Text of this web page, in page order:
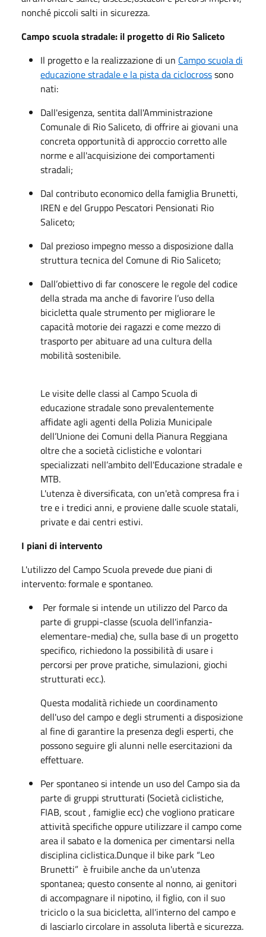
nonché piccoli salti in sicurezza.
Campo scuola stradale: il progetto di Rio Saliceto
Il progetto e la realizzazione di un Campo scuola di
educazione stradale e la pista da ciclocrosssono
nati:
Dall'esigenza, sentita dall'Amministrazione
Comunale di Rio Saliceto, di offrire ai giovani una
concreta opportunità di approccio corretto alle
norme e all'acquisizione dei comportamenti
stradali;
Dal contributo economico della famiglia Brunetti,
IREN e del Gruppo Pescatori Pensionati Rio
Saliceto;
Dal prezioso impegno messo a disposizione dalla
struttura tecnica del Comune di Rio Saliceto;
Dall’obiettivo di far conoscere le regole del codice
della strada ma anche di favorire l’uso della
bicicletta quale strumento per migliorare le
capacità motorie dei ragazzi e come mezzo di
trasporto per abituare ad una cultura della
mobilità sostenibile.
Le visite delle classi al Campo Scuola di
educazione stradale sono prevalentemente
affidate agli agenti della Polizia Municipale
dell’Unione dei Comuni della Pianura Reggiana
oltre che a società ciclistiche e volontari
specializzati nell’ambito dell'Educazione stradale e
MTB.
L'utenza è diversificata, con un'età compresa fra i
tre e i tredici anni, e proviene dalle scuole statali,
private e dai centri estivi.
I piani di intervento
L'utilizzo del Campo Scuola prevede due piani di
intervento: formale e spontaneo.
Per formale si intende un utilizzo del Parco da
parte di gruppi-classe (scuola dell'infanzia-
elementare-media) che, sulla base di un progetto
specifico, richiedono la possibilità di usare i
percorsi per prove pratiche, simulazioni, giochi
strutturati ecc.).
Questa modalità richiede un coordinamento
dell'uso del campo e degli strumenti a disposizione
al fine di garantire la presenza degli esperti, che
possono seguire gli alunni nelle esercitazioni da
effettuare.
Per spontaneo si intende un uso del Campo sia da
parte di gruppi strutturati (Società ciclistiche,
FIAB, scout , famiglie ecc) che vogliono praticare
attività specifiche oppure utilizzare il campo come
area il sabato e la domenica per cimentarsi nella
disciplina ciclistica.Dunque il bike park “Leo
Brunetti” è fruibile anche da un'utenza
spontanea; questo consente al nonno, ai genitori
di accompagnare il nipotino, il figlio, con il suo
triciclo o la sua bicicletta, all'interno del campo e
di lasciarlo circolare in assoluta libertà e sicurezza.